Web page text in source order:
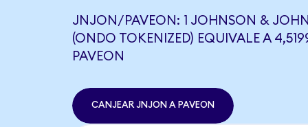
JNJON/PAVEON: 1 JOHNSON &
(ONDO TOKENIZED) EQUIVALE A
PAVEON
CANJEAR JNJON A PAVEON